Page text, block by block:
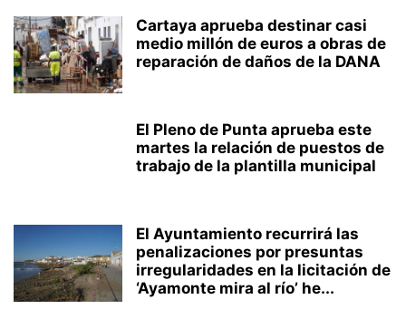
Cartaya aprueba destinar casi
medio millón de euros a obras de
reparación de daños de la DANA
El Pleno de Punta aprueba este
martes la relación de puestos de
trabajo de la plantilla municipal
El Ayuntamiento recurrirá las
penalizaciones por presuntas
irregularidades en la licitación de
‘Ayamonte mira al río’ he...